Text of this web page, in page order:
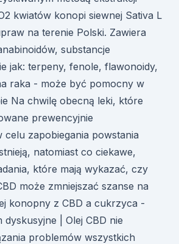
kwiatów konopi siewnej Sativa L
na terenie Polski. Zawiera
substancje
jak: terpeny, fenole, flawonoidy,
raka - może być pomocny w
Na chwilę obecną leki, które
prewencyjnie
zapobiegania powstania
natomiast co ciekawe,
które mają wykazać, czy
może zmniejszać szanse na
konopny z CBD a cukrzyca -
| Olej CBD nie
problemów wszystkich